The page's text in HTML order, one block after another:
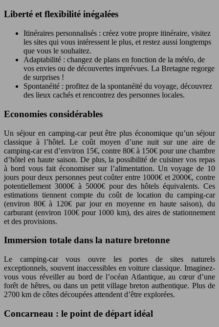
Liberté et flexibilité inégalées
Itinéraires personnalisés : créez votre propre itinéraire, visitez
les sites qui vous intéressent le plus, et restez aussi longtemps
que vous le souhaitez.
Adaptabilité : changez de plans en fonction de la météo, de
vos envies ou de découvertes imprévues. La Bretagne regorge
de surprises !
Spontanéité : profitez de la spontanéité du voyage, découvrez
des lieux cachés et rencontrez des personnes locales.
Economies considérables
Un séjour en camping-car peut être plus économique qu’un séjour
classique à l’hôtel. Le coût moyen d’une nuit sur une aire de
camping-car est d’environ 15€, contre 80€ à 150€ pour une chambre
d’hôtel en haute saison. De plus, la possibilité de cuisiner vos repas
à bord vous fait économiser sur l’alimentation. Un voyage de 10
jours pour deux personnes peut coûter entre 1000€ et 2000€, contre
potentiellement 3000€ à 5000€ pour des hôtels équivalents. Ces
estimations tiennent compte du coût de location du camping-car
(environ 80€ à 120€ par jour en moyenne en haute saison), du
carburant (environ 100€ pour 1000 km), des aires de stationnement
et des provisions.
Immersion totale dans la nature bretonne
Le camping-car vous ouvre les portes de sites naturels
exceptionnels, souvent inaccessibles en voiture classique. Imaginez-
vous vous réveiller au bord de l’océan Atlantique, au cœur d’une
forêt de hêtres, ou dans un petit village breton authentique. Plus de
2700 km de côtes découpées attendent d’être explorées.
Concarneau : le point de départ idéal